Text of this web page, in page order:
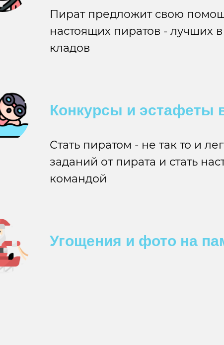
Пират предложит свою
настоящих пиратов - лучших
кладов
Конкурсы и эстафеты
Стать пиратом - не так то и
заданий от пирата и стать
командой
Угощения и фото на